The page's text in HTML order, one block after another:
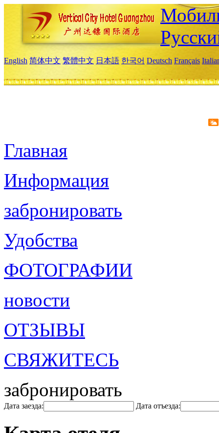
English 简体中文 繁體中文 日本語 한국어 Deutsch Français
Главная
Информация
забронировать
Удобства
ФОТОГРАФИИ
новости
ОТЗЫВЫ
СВЯЖИТЕСЬ
забронировать
Дата заезда: Дата отъезда: